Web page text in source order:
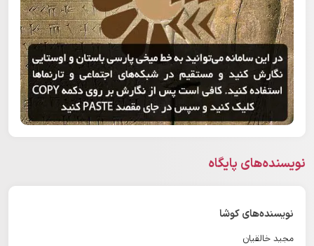
نویسنده‌های پایگاه
نویسنده‌های کوشا
مجید خالقیان